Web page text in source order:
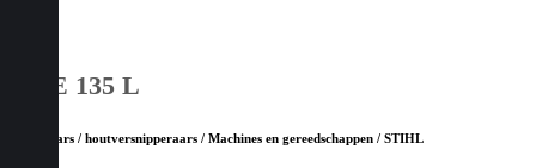
GHE 135 L
Hakselaars / houtversnipperaars / Machines en gereedschappen / STIHL